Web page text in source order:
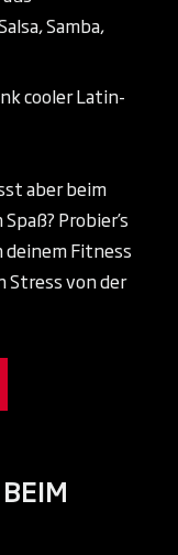
Samba,
cooler Latin-
aber beim
Probier’s
deinem Fitness
Stress von der